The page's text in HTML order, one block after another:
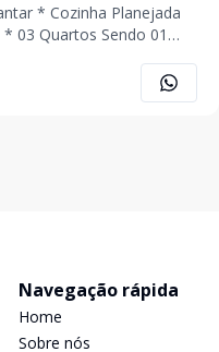
* Cozinha Planejada
03 Quartos Sendo 01
Navegação rápida
Home
Sobre nós